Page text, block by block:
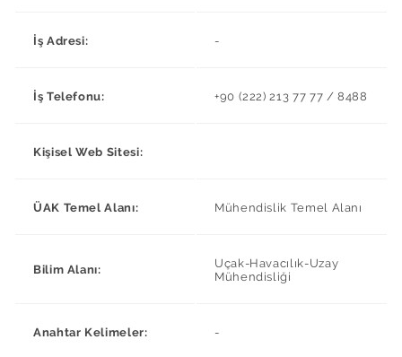
İş Adresi: -
İş Telefonu: +90 (222) 213 77 77 / 8488
Kişisel Web Sitesi:
ÜAK Temel Alanı: Mühendislik Temel Alanı
Bilim Alanı:
Uçak-Havacılık-Uzay
Mühendisliği
Anahtar Kelimeler: -